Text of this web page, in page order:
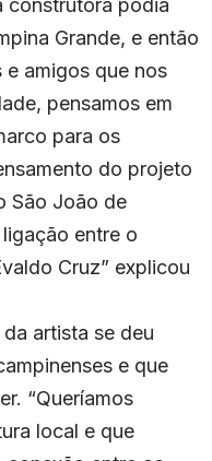
construtora podia
Grande, e então
amigos que nos
pensamos em
para os
do projeto
São João de
entre o
Cruz” explicou
artista se deu
e que
“Queríamos
local e que